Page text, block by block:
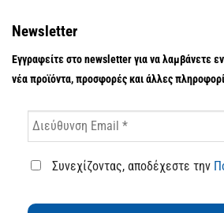
Newsletter
Εγγραφείτε στο newsletter για να λαμβάνετε
νέα προϊόντα, προσφορές και άλλες
Συνεχίζοντας, αποδέχεστε την